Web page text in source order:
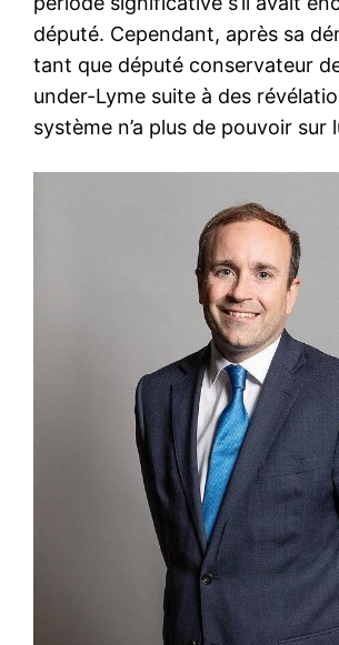
député. Cependant, après sa
tant que député conservateur
under-Lyme suite à des
système n’a plus de pouvoir sur